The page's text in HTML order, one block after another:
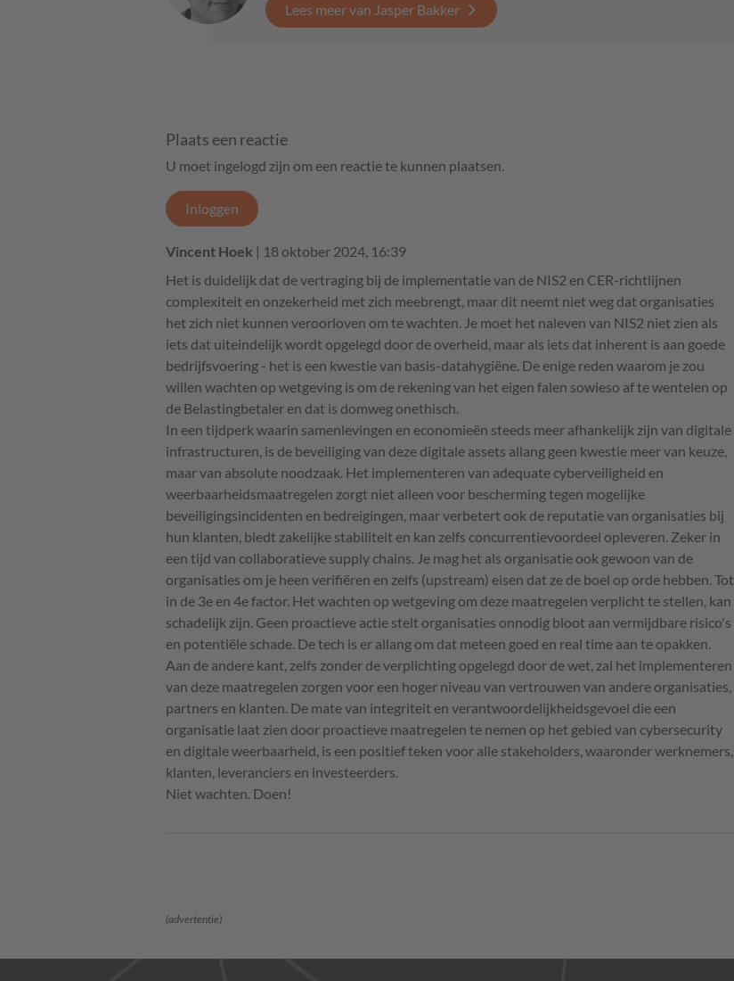
Lees meer van Jasper Bakker
Plaats een reactie
U moet ingelogd zijn om een reactie te kunnen plaatsen.
Inloggen
Vincent Hoek | 18 oktober 2024, 16:39
Het is duidelijk dat de vertraging bij de implementatie van de NIS2 en CER-richtlijnen
complexiteit en onzekerheid met zich meebrengt, maar dit neemt niet weg dat organisaties
het zich niet kunnen veroorloven om te wachten. Je moet het naleven van NIS2 niet zien als
iets dat uiteindelijk wordt opgelegd door de overheid, maar als iets dat inherent is aan goede
bedrijfsvoering - het is een kwestie van basis-datahygiëne. De enige reden waarom je zou
willen wachten op wetgeving is om de rekening van het eigen falen sowieso af te wentelen op
de Belastingbetaler en dat is domweg onethisch.
In een tijdperk waarin samenlevingen en economieën steeds meer afhankelijk zijn van digitale
infrastructuren, is de beveiliging van deze digitale assets allang geen kwestie meer van keuze,
maar van absolute noodzaak. Het implementeren van adequate cyberveiligheid en
weerbaarheidsmaatregelen zorgt niet alleen voor bescherming tegen mogelijke
beveiligingsincidenten en bedreigingen, maar verbetert ook de reputatie van organisaties bij
hun klanten, biedt zakelijke stabiliteit en kan zelfs concurrentievoordeel opleveren. Zeker in
een tijd van collaboratieve supply chains. Je mag het als organisatie ook gewoon van de
organisaties om je heen verifiëren en zelfs (upstream) eisen dat ze de boel op orde hebben. Tot
in de 3e en 4e factor. Het wachten op wetgeving om deze maatregelen verplicht te stellen, kan
schadelijk zijn. Geen proactieve actie stelt organisaties onnodig bloot aan vermijdbare risico's
en potentiële schade. De tech is er allang om dat meteen goed en real time aan te opakken.
Aan de andere kant, zelfs zonder de verplichting opgelegd door de wet, zal het implementeren
van deze maatregelen zorgen voor een hoger niveau van vertrouwen van andere organisaties,
partners en klanten. De mate van integriteit en verantwoordelijkheidsgevoel die een
organisatie laat zien door proactieve maatregelen te nemen op het gebied van cybersecurity
en digitale weerbaarheid, is een positief teken voor alle stakeholders, waaronder werknemers,
klanten, leveranciers en investeerders.
Niet wachten. Doen!
(advertentie)